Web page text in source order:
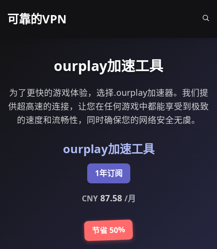
可靠的VPN
ourplay加速工具
为了更快的游戏体验，选择.ourplay加速器。我们提
供超高速的连接，让您在任何游戏中都能享受到极致
的速度和流畅性，同时确保您的网络安全无虞。
ourplay加速工具
1年订阅
CNY87.58 /月
节省 50%